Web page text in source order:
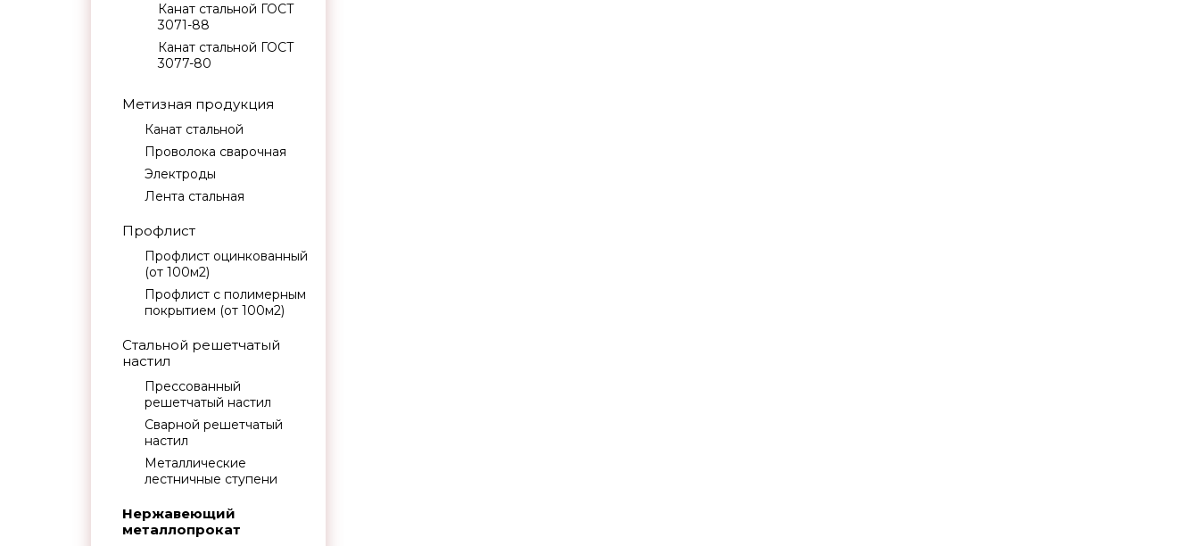
Канат стальной ГОСТ
3071-88
Канат стальной ГОСТ
3077-80
Метизная продукция
Канат стальной
Проволока сварочная
Электроды
Лента стальная
Профлист
Профлист оцинкованный
(от 100м2)
Профлист с полимерным
покрытием (от 100м2)
Стальной решетчатый
настил
Прессованный
решетчатый настил
Сварной решетчатый
настил
Металлические
лестничные ступени
Нержавеющий
металлопрокат